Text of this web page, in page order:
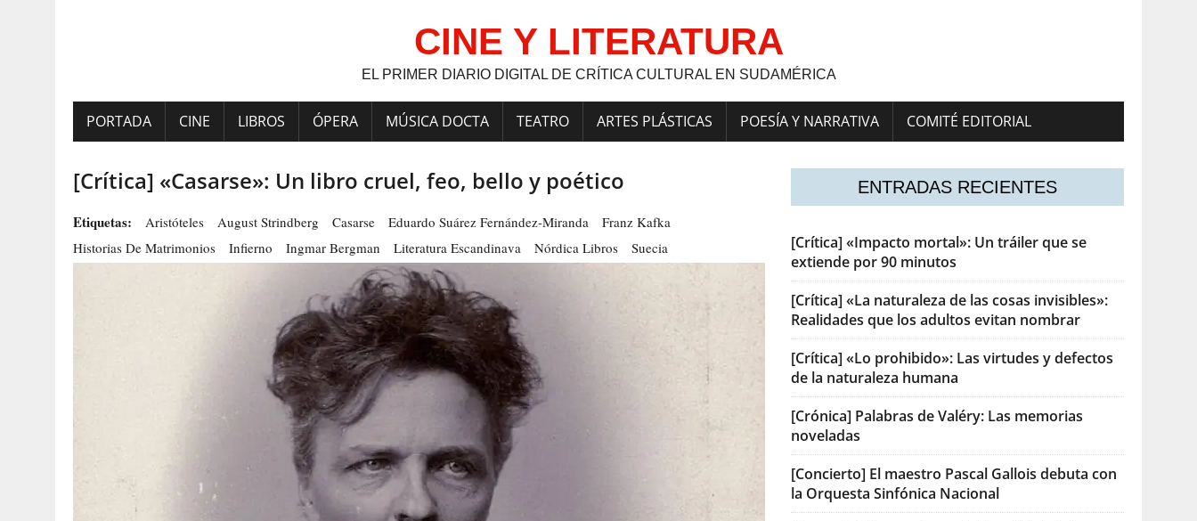
CINE Y LITERATURA
EL PRIMER DIARIO DIGITAL DE CRÍTICA CULTURAL EN SUDAMÉRICA
PORTADA CINE LIBROS ÓPERA MÚSICA DOCTA TEATRO ARTES PLÁSTICAS POESÍA Y NARRATIVA COMITÉ EDITORIAL
[Crítica] «Casarse»: Un libro cruel, feo, bello y poético
Etiquetas: Aristóteles August Strindberg Casarse Eduardo Suárez Fernández-Miranda
Franz Kafka
Historias De Matrimonios
Infierno Ingmar Bergman Literatura Escandinava Nórdica Libros Suecia
ENTRADAS RECIENTES
[Crítica] «Impacto mortal»: Un tráiler que se
extiende por 90 minutos
[Crítica] «La naturaleza de las cosas invisibles»:
Realidades que los adultos evitan nombrar
[Crítica] «Lo prohibido»: Las virtudes y defectos
de la naturaleza humana
[Crónica] Palabras de Valéry: Las memorias
noveladas
[Concierto] El maestro Pascal Gallois debuta con
la Orquesta Sinfónica Nacional